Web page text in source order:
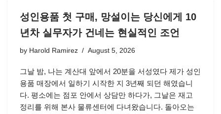
성인용품 첫 구매, 망설이는 당신에게 10
년차 실무자가 건네는 현실적인 조언
by Harold Ramirez August 5, 2026
그날 밤, 나는 계산대 앞에서 20분을 서성였다 제가 성인
용품 매장에서 일하기 시작한 지 3년째 되던 해였습니
다. 평소에는 점포 안에서 상담만 하다가, 그날은 재고
정리를 위해 본사 물류센터에 다녀왔습니다. 돌아오는